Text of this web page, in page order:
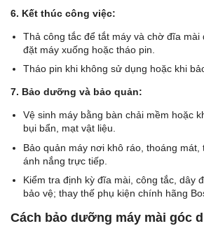
6. Kết thúc công việc:
Thả công tắc để tắt máy và chờ đĩa
đặt máy xuống hoặc tháo pin.
Tháo pin khi không sử dụng hoặc khi
7. Bảo dưỡng và bảo quản:
Vệ sinh máy bằng bàn chải mềm hoặc
bụi bẩn, mạt vật liệu.
Bảo quản máy nơi khô ráo, thoáng mát,
ánh nắng trực tiếp.
Kiểm tra định kỳ đĩa mài, công tắc, dây
bảo vệ; thay thế phụ kiện chính hãng
Cách bảo dưỡng máy mài góc